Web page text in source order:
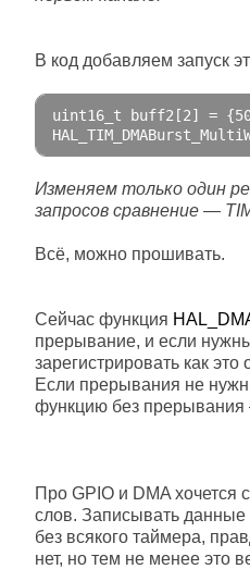
В код добавляем запуск
uint16_t buff2 [2] = {
Изменяем только один
запросов сравнение —
Всё, можно прошивать.
Сейчас функция
прерывание, и если
зарегистрировать как
Если прерывания не
функцию без
Про GPIO и DMA хочется
слов. Записывать
без всякого таймера,
нет, но тем не менее это